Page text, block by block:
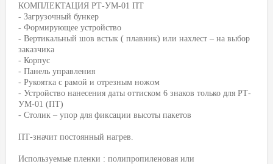
КОМПЛЕКТАЦИЯ РТ-УМ-01 ПТ
- Загрузочный бункер
- Формирующее устройство
- Вертикальный шов встык ( плавник) или нахлест – на выбор
заказчика
- Корпус
- Панель управления
- Рукоятка с рамой и отрезным ножом
- Устройство нанесения даты оттиском 6 знаков только для РТ-
УМ-01 (ПТ)
- Столик – упор для фиксации высоты пакетов
ПТ-значит постоянный нагрев.
Используемые пленки : полипропиленовая или